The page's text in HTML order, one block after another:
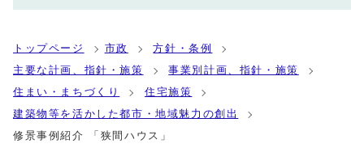
トップページ 市政
方針・条例
主要な計画、指針・施策
事業別計画、指針・施策
住まい・まちづくり
住宅施策
建築物等を活かした都市・地域魅力の創出
修景事例紹介 「狭間ハウス」